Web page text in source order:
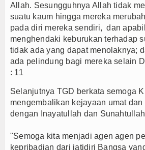
Allah. Sesungguhnya Allah tidak
suatu kaum hingga mereka
pada diri mereka sendiri, dan
menghendaki keburukan terhadap
tidak ada yang dapat menolaknya;
ada pelindung bagi mereka selain
: 11
Selanjutnya TGD berkata semoga
mengembalikan kejayaan umat
dengan Inayatullah dan Sunahtullah
"Semoga kita menjadi agen agen
kepribadian dari jatidiri Bangsa